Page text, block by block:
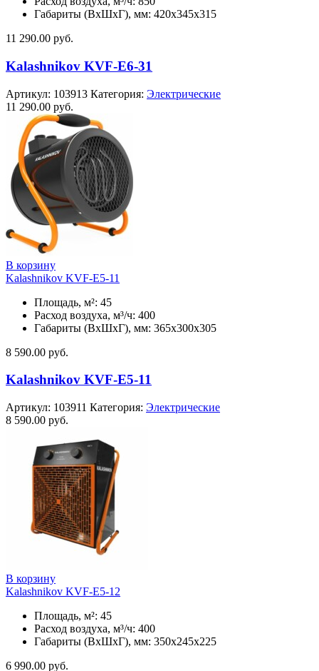
Габариты (ВхШхГ), мм: 420x345x315
11 290.00 руб.
Kalashnikov KVF-E6-31
Артикул: 103913 Категория: Электрические
11 290.00 руб.
В корзину
Kalashnikov KVF-E5-11
Площадь, м²: 45
Расход воздуха, м³/ч: 400
Габариты (ВхШхГ), мм: 365x300x305
8 590.00 руб.
Kalashnikov KVF-E5-11
Артикул: 103911 Категория: Электрические
8 590.00 руб.
В корзину
Kalashnikov KVF-E5-12
Площадь, м²: 45
Расход воздуха, м³/ч: 400
Габариты (ВхШхГ), мм: 350x245x225
6 990.00 руб.